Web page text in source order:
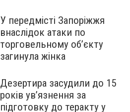
У передмісті Запоріжжя
внаслідок атаки по
торговельному обʼєкту
загинула жінка
Дезертира засудили до 15
років увʼязнення за
підготовку до теракту у